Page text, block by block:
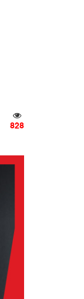
828